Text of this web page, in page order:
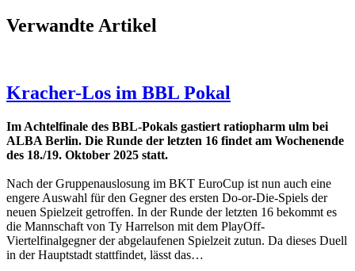
Verwandte Artikel
Kracher-Los im BBL Pokal
Im Achtelfinale des BBL-Pokals gastiert ratiopharm ulm bei
ALBA Berlin. Die Runde der letzten 16 findet am Wochenende
des 18./19. Oktober 2025 statt.
Nach der Gruppenauslosung im BKT EuroCup ist nun auch eine
engere Auswahl für den Gegner des ersten Do-or-Die-Spiels der
neuen Spielzeit getroffen. In der Runde der letzten 16 bekommt es
die Mannschaft von Ty Harrelson mit dem PlayOff-
Viertelfinalgegner der abgelaufenen Spielzeit zutun. Da dieses Duell
in der Hauptstadt stattfindet, lässt das…